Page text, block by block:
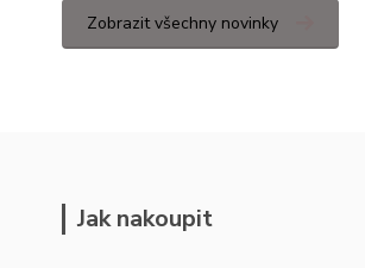
Zobrazit všechny novinky
Jak nakoupit